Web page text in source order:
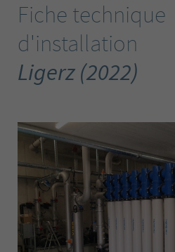
Fiche technique
d'installation
Ligerz (2022)